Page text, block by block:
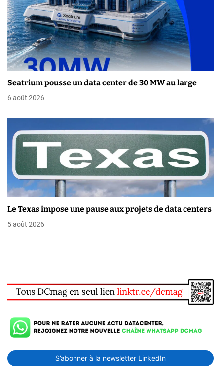
’
a
r
t
i
c
l
e
Seatrium pousse un data center de 30 MW au large
6 août 2026
Le Texas impose une pause aux projets de data centers
5 août 2026
S’abonner à la newsletter LinkedIn